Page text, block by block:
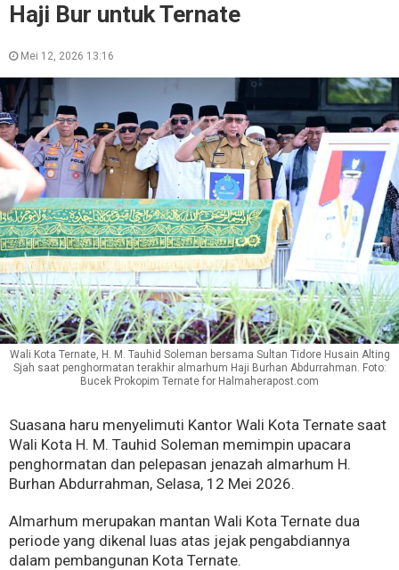
Haji Bur untuk Ternate
Mei 12, 2026 13:16
Wali Kota Ternate, H. M. Tauhid Soleman bersama Sultan Tidore Husain Alting
Sjah saat penghormatan terakhir almarhum Haji Burhan Abdurrahman. Foto:
Bucek Prokopim Ternate for Halmaherapost.com
Suasana haru menyelimuti Kantor Wali Kota Ternate saat
Wali Kota H. M. Tauhid Soleman memimpin upacara
penghormatan dan pelepasan jenazah almarhum H.
Burhan Abdurrahman, Selasa, 12 Mei 2026.
Almarhum merupakan mantan Wali Kota Ternate dua
periode yang dikenal luas atas jejak pengabdiannya
dalam pembangunan Kota Ternate.